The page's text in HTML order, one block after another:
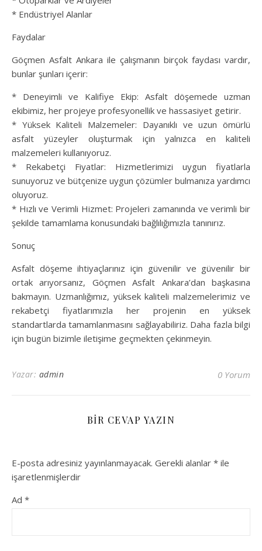
* Endüstriyel Alanlar
Faydalar
Göçmen Asfalt Ankara ile çalışmanın birçok faydası vardır,
bunlar şunları içerir:
* Deneyimli ve Kalifiye Ekip: Asfalt döşemede uzman
ekibimiz, her projeye profesyonellik ve hassasiyet getirir.
* Yüksek Kaliteli Malzemeler: Dayanıklı ve uzun ömürlü
asfalt yüzeyler oluşturmak için yalnızca en kaliteli
malzemeleri kullanıyoruz.
* Rekabetçi Fiyatlar: Hizmetlerimizi uygun fiyatlarla
sunuyoruz ve bütçenize uygun çözümler bulmanıza yardımcı
oluyoruz.
* Hızlı ve Verimli Hizmet: Projeleri zamanında ve verimli bir
şekilde tamamlama konusundaki bağlılığımızla tanınırız.
Sonuç
Asfalt döşeme ihtiyaçlarınız için güvenilir ve güvenilir bir
ortak arıyorsanız, Göçmen Asfalt Ankara’dan başkasına
bakmayın. Uzmanlığımız, yüksek kaliteli malzemelerimiz ve
rekabetçi fiyatlarımızla her projenin en yüksek
standartlarda tamamlanmasını sağlayabiliriz. Daha fazla bilgi
için bugün bizimle iletişime geçmekten çekinmeyin.
Yazar: admin 0 Yorum
BIR CEVAP YAZIN
E-posta adresiniz yayınlanmayacak. Gerekli alanlar * ile
işaretlenmişlerdir
Ad *